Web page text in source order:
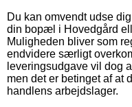
Du kan omvendt udse
din bopæl i Hovedgård
Muligheden bliver som
endvidere særligt
leveringsudgave vil dog
men det er betinget af
handlens arbejdslager.